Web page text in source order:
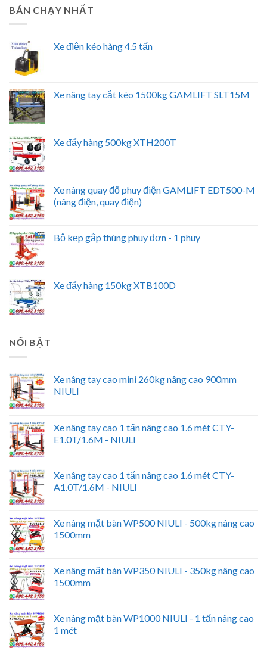
BÁN CHẠY NHẤT
Xe điện kéo hàng 4.5 tấn
Xe nâng tay cắt kéo 1500kg GAMLIFT SLT15M
Xe đẩy hàng 500kg XTH200T
Xe nâng quay đổ phuy điện GAMLIFT EDT500-M
(nâng điện, quay điện)
Bộ kẹp gắp thùng phuy đơn - 1 phuy
Xe đẩy hàng 150kg XTB100D
NỔI BẬT
Xe nâng tay cao mini 260kg nâng cao 900mm
NIULI
Xe nâng tay cao 1 tấn nâng cao 1.6 mét CTY-
E1.0T/1.6M - NIULI
Xe nâng tay cao 1 tấn nâng cao 1.6 mét CTY-
A1.0T/1.6M - NIULI
Xe nâng mặt bàn WP500 NIULI - 500kg nâng cao
1500mm
Xe nâng mặt bàn WP350 NIULI - 350kg nâng cao
1500mm
Xe nâng mặt bàn WP1000 NIULI - 1 tấn nâng cao
1 mét